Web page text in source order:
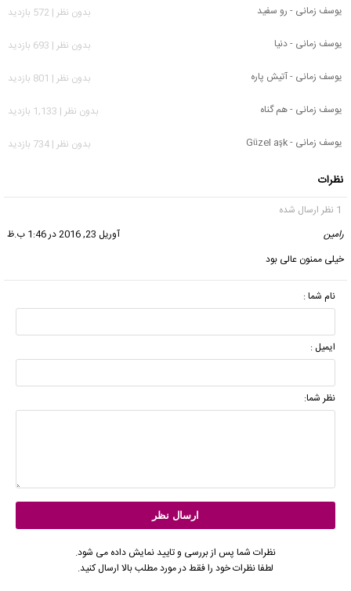
یوسف زمانی - رو سفید
بدون نظر | 572 بازدید
یوسف زمانی - دنیا
بدون نظر | 693 بازدید
یوسف زمانی - آتیش پاره
بدون نظر | 801 بازدید
یوسف زمانی - هم گناه
بدون نظر | 1,133 بازدید
یوسف زمانی - Güzel aşk
بدون نظر | 734 بازدید
نظرات
1 نظر ارسال شده
رامین
آوریل 23, 2016 در 1:46 ب.ظ
خیلی ممنون عالی بود
نام شما :
ایمیل :
نظر شما:
نظرات شما پس از بررسی و تایید نمایش داده می شود.
لطفا نظرات خود را فقط در مورد مطلب بالا ارسال کنید.